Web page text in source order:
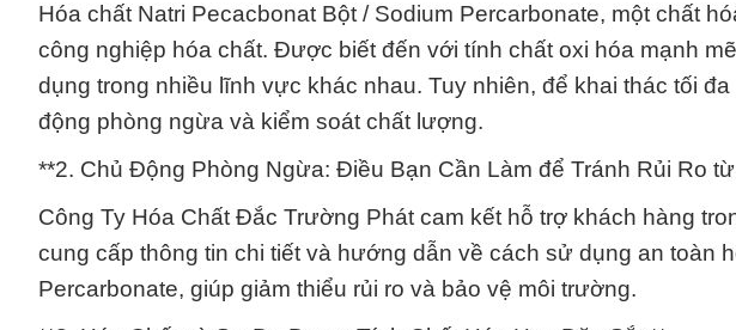
Hóa chất Natri Pecacbonat Bột / Sodium Percarbonate, một chất
công nghiệp hóa chất. Được biết đến với tính chất oxi hóa mạnh
dụng trong nhiều lĩnh vực khác nhau. Tuy nhiên, để khai thác tối
động phòng ngừa và kiểm soát chất lượng.
**2. Chủ Động Phòng Ngừa: Điều Bạn Cần Làm để Tránh Rủi Ro
Công Ty Hóa Chất Đắc Trường Phát cam kết hỗ trợ khách hàng
cung cấp thông tin chi tiết và hướng dẫn về cách sử dụng an toàn
Percarbonate, giúp giảm thiểu rủi ro và bảo vệ môi trường.